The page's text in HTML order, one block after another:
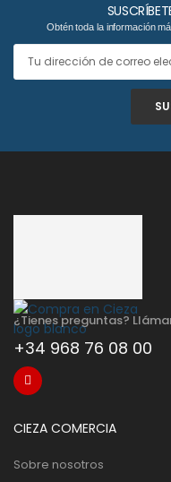
Obtén toda la información
¿Tienes preguntas?
+34 968 76 08 00
CIEZA COMERCIA
Sobre nosotros